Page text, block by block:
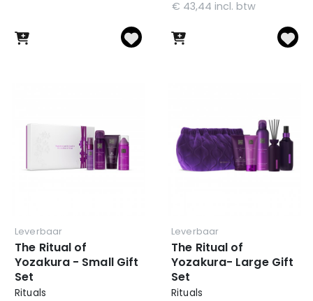
€ 43,44 incl. btw
Leverbaar
The Ritual of
Yozakura - Small Gift
Set
Rituals
Leverbaar
The Ritual of
Yozakura- Large Gift
Set
Rituals